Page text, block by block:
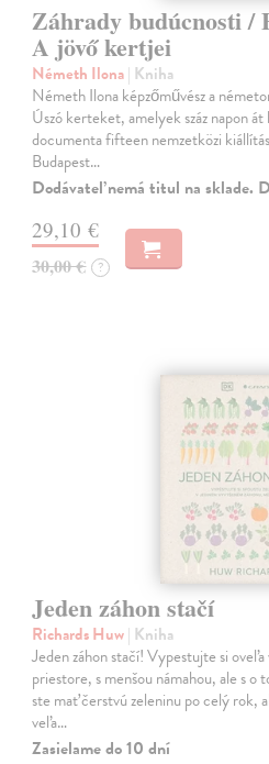
Záhrady budúcnosti /
A jövő kertjei
Németh Ilona| Kniha
Németh Ilona képzőművész a
Úszó kerteket, amelyek száz napon
documenta fifteen nemzetközi
Budapest…
Dodávateľ nemá titul na sklade.
29,10 €
30,00 € ?
Jeden záhon stačí
Richards Huw| Kniha
Jeden záhon stačí! Vypestujte si
priestore, s menšou námahou, ale s o
ste mať čerstvú zeleninu po celý rok,
veľa…
Zasielame do 10 dní